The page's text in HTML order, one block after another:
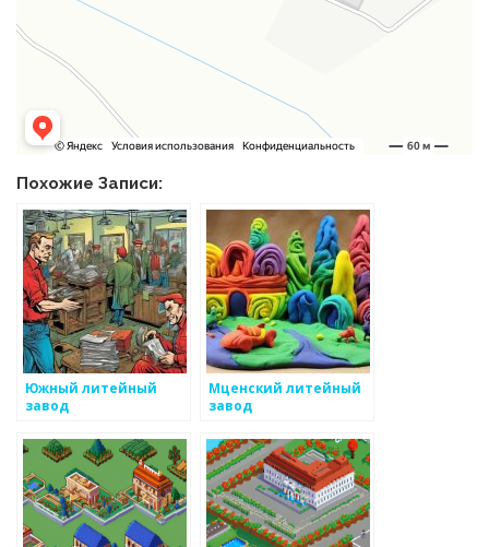
Похожие Записи:
Южный литейный
завод
Мценский литейный
завод